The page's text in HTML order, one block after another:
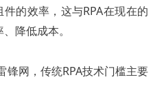
的效率，这与RPA在现在的
降低成本。
锋网， 传统RPA技术门槛主要